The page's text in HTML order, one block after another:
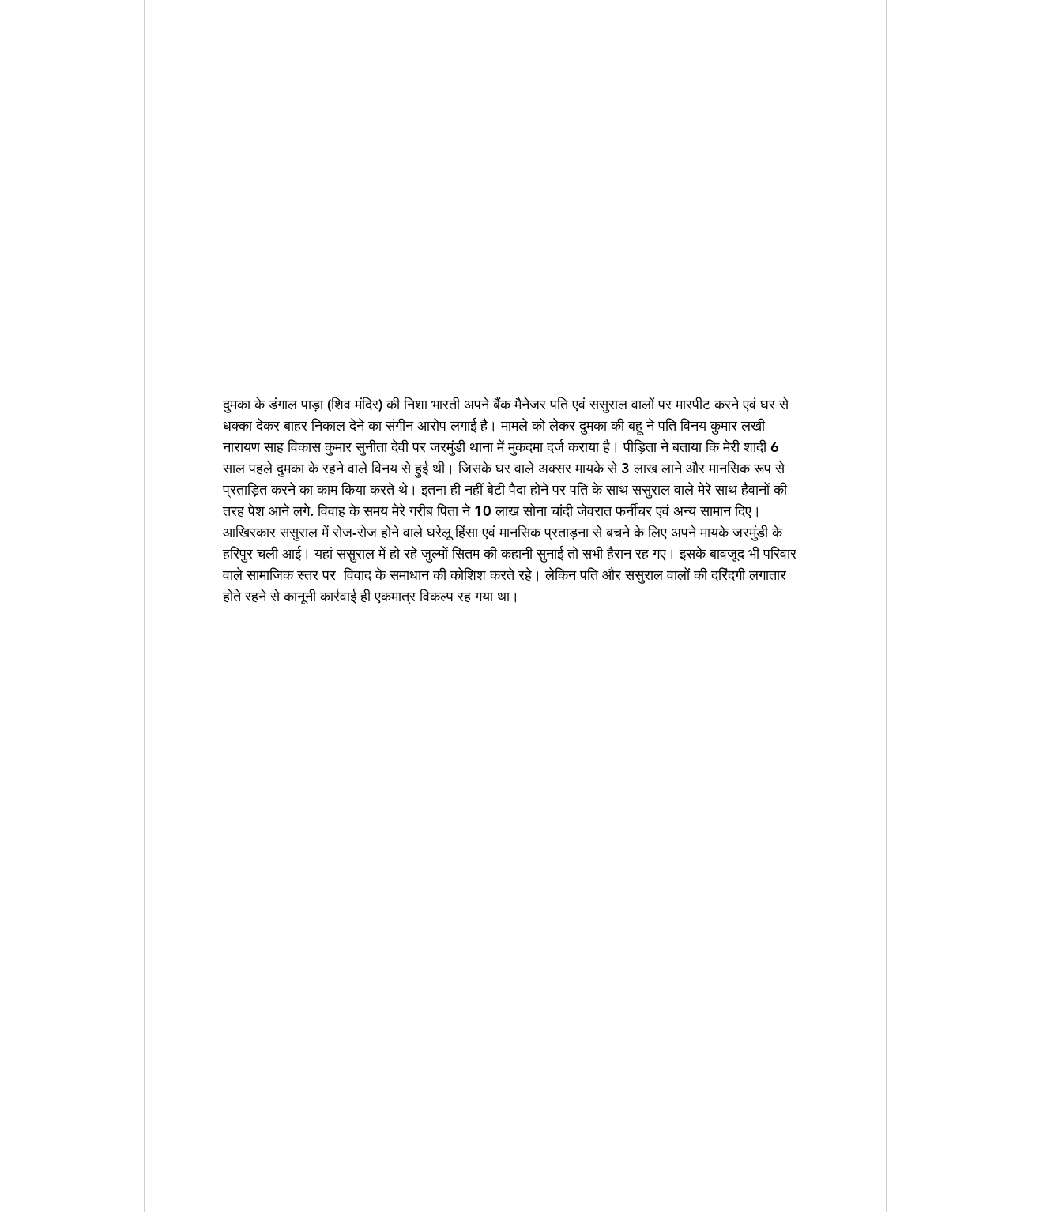
दुमका के डंगाल पाड़ा (शिव मंदिर) की निशा भारती अपने बैंक मैनेजर पति एवं ससुराल वालों पर मारपीट करने एवं घर से
धक्का देकर बाहर निकाल देने का संगीन आरोप लगाई है। मामले को लेकर दुमका की बहू ने पति विनय कुमार लखी
नारायण साह विकास कुमार सुनीता देवी पर जरमुंडी थाना में मुकदमा दर्ज कराया है। पीड़िता ने बताया कि मेरी शादी 6
साल पहले दुमका के रहने वाले विनय से हुई थी। जिसके घर वाले अक्सर मायके से 3 लाख लाने और मानसिक रूप से
प्रताड़ित करने का काम किया करते थे। इतना ही नहीं बेटी पैदा होने पर पति के साथ ससुराल वाले मेरे साथ हैवानों की
तरह पेश आने लगे. विवाह के समय मेरे गरीब पिता ने 10 लाख सोना चांदी जेवरात फर्नीचर एवं अन्य सामान दिए।
आखिरकार ससुराल में रोज-रोज होने वाले घरेलू हिंसा एवं मानसिक प्रताड़ना से बचने के लिए अपने मायके जरमुंडी के
हरिपुर चली आई। यहां ससुराल में हो रहे जुल्मों सितम की कहानी सुनाई तो सभी हैरान रह गए। इसके बावजूद भी परिवार
वाले सामाजिक स्तर पर  विवाद के समाधान की कोशिश करते रहे। लेकिन पति और ससुराल वालों की दरिंदगी लगातार
होते रहने से कानूनी कार्रवाई ही एकमात्र विकल्प रह गया था।